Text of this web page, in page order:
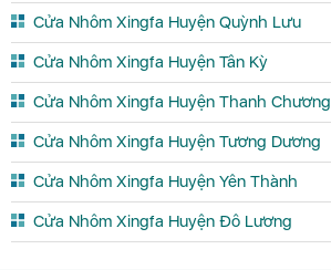
Cửa Nhôm Xingfa Huyện Quỳnh Lưu
Cửa Nhôm Xingfa Huyện Tân Kỳ
Cửa Nhôm Xingfa Huyện Thanh Chương
Cửa Nhôm Xingfa Huyện Tương Dương
Cửa Nhôm Xingfa Huyện Yên Thành
Cửa Nhôm Xingfa Huyện Đô Lương